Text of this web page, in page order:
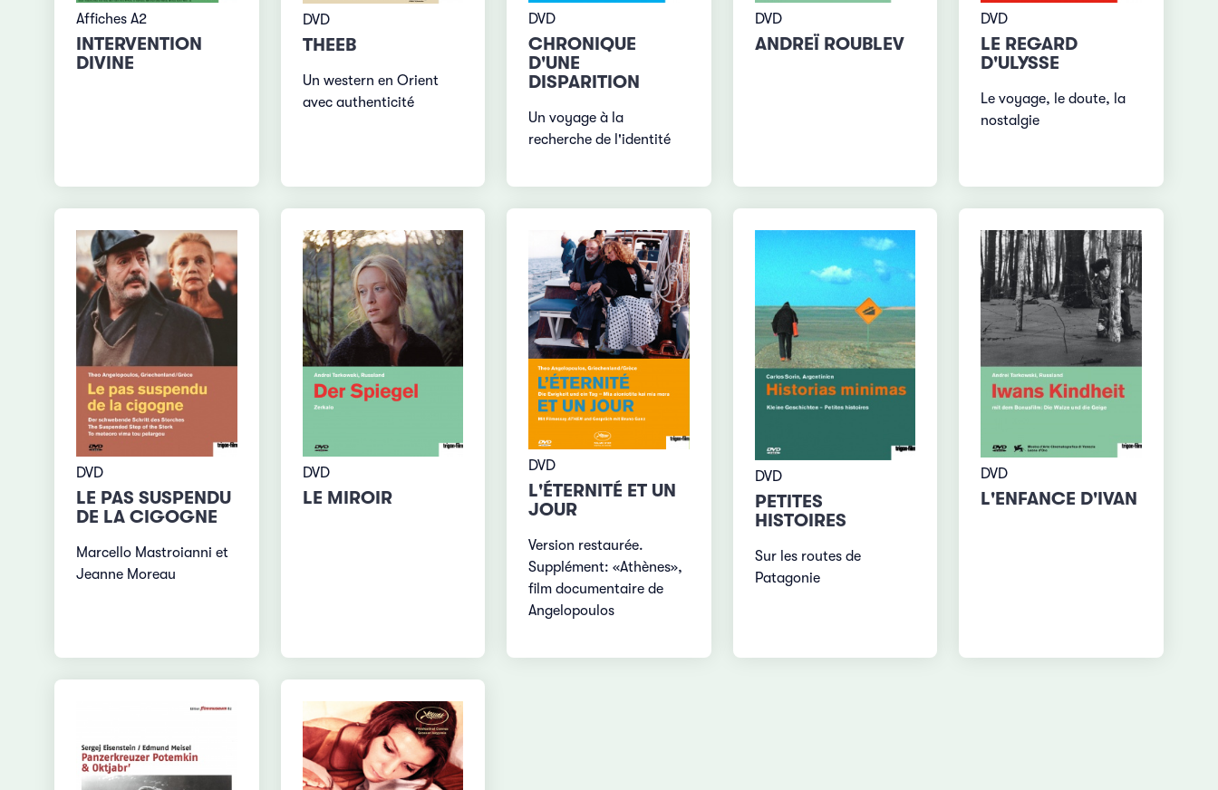
Affiches A2
INTERVENTION
DIVINE
DVD
THEEB
Un western en Orient
avec authenticité
DVD
CHRONIQUE
D'UNE
DISPARITION
Un voyage à la
recherche de l'identité
DVD
ANDREÏ ROUBLEV
DVD
LE REGARD
D'ULYSSE
Le voyage, le doute, la
nostalgie
DVD
LE PAS SUSPENDU
DE LA CIGOGNE
Marcello Mastroianni et
Jeanne Moreau
DVD
LE MIROIR
DVD
L'ÉTERNITÉ ET UN
JOUR
Version restaurée.
Supplément: «Athènes»,
film documentaire de
Angelopoulos
DVD
PETITES
HISTOIRES
Sur les routes de
Patagonie
DVD
L'ENFANCE D'IVAN